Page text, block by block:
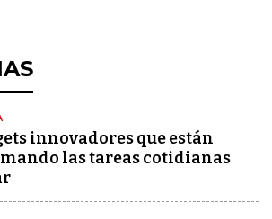
innovadores que están
las tareas cotidianas